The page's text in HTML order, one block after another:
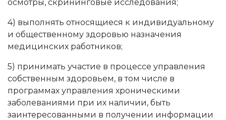
осмотры, скрининговые исследования;
4) выполнять относящиеся к индивидуальному
и общественному здоровью назначения
медицинских работников;
5) принимать участие в процессе управления
собственным здоровьем, в том числе в
программах управления хроническими
заболеваниями при их наличии, быть
заинтересованными в получении информации